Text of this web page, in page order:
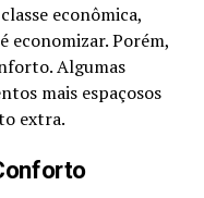
econômica,
economizar. Porém,
Algumas
mais espaçosos
extra.